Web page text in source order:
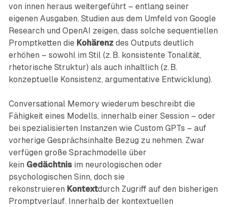
von innen heraus weitergeführt – entlang seiner
eigenen Ausgaben. Studien aus dem Umfeld von Google
Research und OpenAI zeigen, dass solche sequentiellen
Promptketten die Kohärenzdes Outputs deutlich
erhöhen – sowohl im Stil (z. B. konsistente Tonalität,
rhetorische Struktur) als auch inhaltlich (z. B.
konzeptuelle Konsistenz, argumentative Entwicklung).
Conversational Memory wiederum beschreibt die
Fähigkeit eines Modells, innerhalb einer Session – oder
bei spezialisierten Instanzen wie Custom GPTs – auf
vorherige Gesprächsinhalte Bezug zu nehmen. Zwar
verfügen große Sprachmodelle über
kein Gedächtnisim neurologischen oder
psychologischen Sinn, doch sie
rekonstruieren Kontextdurch Zugriff auf den bisherigen
Promptverlauf. Innerhalb der kontextuellen